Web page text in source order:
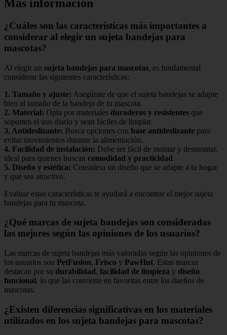
Más información
¿Cuáles son las características más importantes a
considerar al elegir un sujeta bandejas para
mascotas?
Al elegir un sujeta bandejas para mascotas, es fundamental
considerar las siguientes características:
1. Tamaño y ajuste: Asegúrate de que el sujeta bandejas se adapte
bien al tamaño de la bandeja de tu mascota.
2. Material: Opta por materiales duraderos y resistentes que
soporten el uso diario y sean fáciles de limpiar.
3. Antideslizante: Busca opciones con base antideslizante para
evitar movimientos durante la alimentación.
4. Facilidad de instalación: Debe ser fácil de montar y desmontar,
ideal para quienes buscan comodidad y practicidad.
5. Diseño y estética: Considera un diseño que se adapte a tu hogar
y que sea atractivo.
Evaluar estas características te ayudará a encontrar el mejor sujeta
bandejas para tu mascota.
¿Qué marcas de sujeta bandejas son consideradas
las mejores según las opiniones de los usuarios?
Las marcas de sujeta bandejas más valoradas según las opiniones de
los usuarios son PetFusion, Frisco y PawHut. Estas marcas
destacan por su durabilidad, facilidad de limpieza y diseño
funcional, lo que las convierte en favoritas entre los dueños de
mascotas.
¿Existen diferencias significativas en los materiales
utilizados en los sujeta bandejas para mascotas?